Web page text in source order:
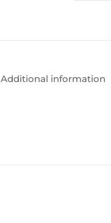
Additional information